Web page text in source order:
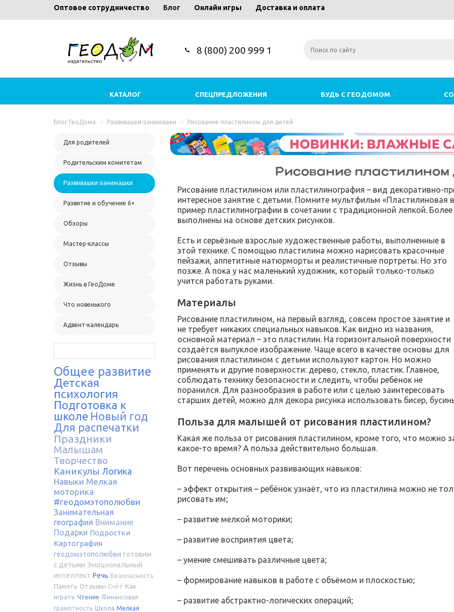
Оптовое сотрудничество Блог Онлайн игры Доставка и оплата
8 (800) 200 999 1
КАТАЛОГ СПЕЦПРЕДЛОЖЕНИЯ БУДЬ С ГЕОДОМОМ
Блог ГеоДома - Развивашки-занимашки - Рисование пластилином для детей
Для родителей
Родительским комитетам
Развивашки-занимашки
Развитие и обучение 6+
Обзоры
Мастер-классы
Отзывы
Жизнь в ГеоДоме
Что новенького
Адвент-календарь
Общее развитие
Детская
психология
Подготовка к
школе Новый год
Для распечатки
Праздники
Малышам
Творчество
Каникулы Логика
Навыки Мелкая
моторика
#геодомэтополюбви
Занимательная
география Внимание
Подарки Подростки
Картография
геодомэтополюбви готовим
с детьми Эмоциональный
интеллект Речь Безопасность
Память Отзывы Счёт Как
играть Чтение Финансовая
грамотность Школа Мелкая
Рисование пластилином
Рисование пластилином или пластилинография – вид декоративно-
интересное занятие с детьми. Помните мультфильм «Пластилиновая
пример пластилинографии в сочетании с традиционной лепкой.
выполнены на основе детских рисунков.
Есть и серьёзные взрослые художественные работы, выполненные в
этой технике. С помощью пластилина можно нарисовать красочные
пейзажи, аппетитные натюрморты и реалистичные портреты. Но это
позже. А пока у нас маленький художник, который только-только
учится работать руками.
Материалы
Рисование пластилином, на первый взгляд, совсем простое занятие и
не требует никаких специальных навыков. Как видно из названия,
основной материал – это пластилин. На горизонтальной поверхности
создаётся выпуклое изображение. Чаще всего в качестве основы для
рисования пластилином с детьми используют картон. Но можно
применять и другие поверхности: дерево, стекло, пластик. Главное,
соблюдать технику безопасности и следить, чтобы ребёнок не
поранился. Для разнообразия в работе или с целью заинтересовать
старших детей, можно для декора рисунка использовать бисер,
Польза для малышей от рисования пластилином?
Какая же польза от рисования пластилином, кроме того, что можно
какое-то время? А польза действительно большая.
Вот перечень основных развивающих навыков:
– эффект открытия – ребёнок узнаёт, что из пластилина можно не
рисовать им;
– развитие мелкой моторики;
– развитие восприятия цвета;
– умение смешивать различные цвета;
– формирование навыков в работе с объёмом и плоскостью;
– развитие абстрактно-логических операций;